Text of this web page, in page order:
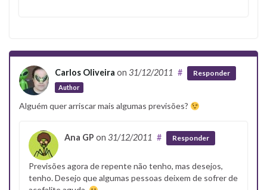
Carlos Oliveira on 31/12/2011
Author
# Responder
Alguém quer arriscar mais algumas previsões?
Ana GP on 31/12/2011 # Responder
Previsões agora de repente não tenho, mas desejos,
tenho. Desejo que algumas pessoas deixem de sofrer de